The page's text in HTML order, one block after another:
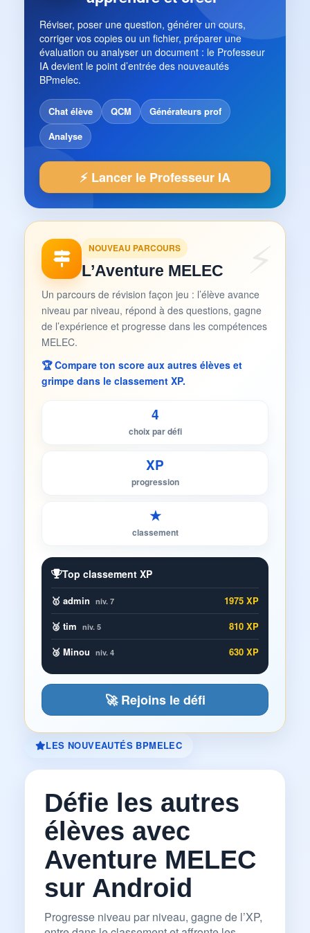
Réviser, poser une question, générer un cours,
corriger vos copies ou un fichier, préparer une
évaluation ou analyser un document : le Professeur
IA devient le point d’entrée des nouveautés
BPmelec.
Chat élève QCM
Générateurs prof
Analyse
⚡ Lancer le Professeur IA
NOUVEAU PARCOURS
L’Aventure MELEC
Un parcours de révision façon jeu : l’élève avance
niveau par niveau, répond à des questions, gagne
de l’expérience et progresse dans les compétences
MELEC.
🏆 Compare ton score aux autres élèves et
grimpe dans le classement XP.
4
choix par défi
XP
progression
★
classement
Top classement XP
🥇 admin niv. 7
1975 XP
🥈 tim niv. 5
810 XP
🥉 Minou niv. 4 630 XP
🚀 Rejoins le défi
LES NOUVEAUTÉS BPMELEC
Défie les autres
élèves avec
Aventure MELEC
sur Android
Progresse niveau par niveau, gagne de l’XP,